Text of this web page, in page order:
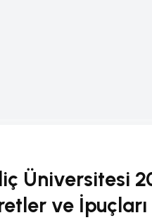
Üniversitesi
ve İpuçları